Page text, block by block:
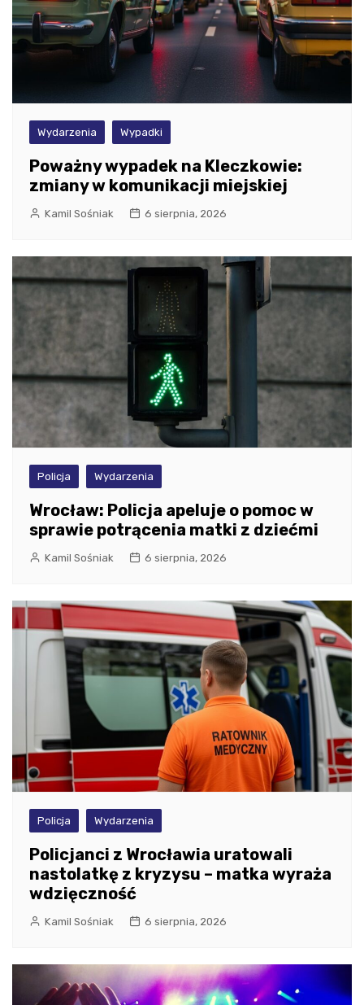
Wydarzenia Wypadki
Poważny wypadek na Kleczkowie:
zmiany w komunikacji miejskiej
Kamil Sośniak 6 sierpnia, 2026
Policja Wydarzenia
Wrocław: Policja apeluje o pomoc w
sprawie potrącenia matki z dziećmi
Kamil Sośniak 6 sierpnia, 2026
Policja Wydarzenia
Policjanci z Wrocławia uratowali
nastolatkę z kryzysu – matka wyraża
wdzięczność
Kamil Sośniak 6 sierpnia, 2026